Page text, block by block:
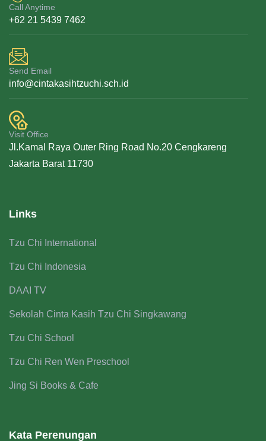
Call Anytime
+62 21 5439 7462
Send Email
info@cintakasihtzuchi.sch.id
Visit Office
Jl.Kamal Raya Outer Ring Road No.20 Cengkareng
Jakarta Barat 11730
Links
Tzu Chi International
Tzu Chi Indonesia
DAAI TV
Sekolah Cinta Kasih Tzu Chi Singkawang
Tzu Chi School
Tzu Chi Ren Wen Preschool
Jing Si Books & Cafe
Kata Perenungan